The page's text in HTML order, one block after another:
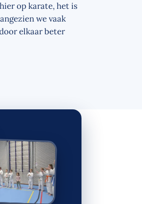
op karate, het is
we vaak
elkaar beter